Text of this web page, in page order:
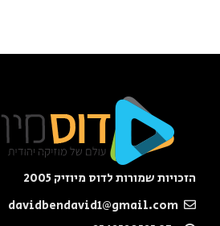
הזכויות שמורות לדוס מיוזיק 2005